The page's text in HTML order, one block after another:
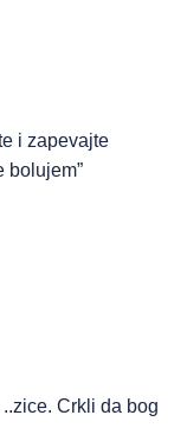
i zapevajte
bolujem”
Crkli da bog